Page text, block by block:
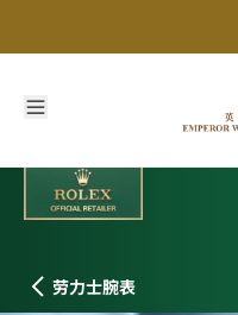
劳力士腕表